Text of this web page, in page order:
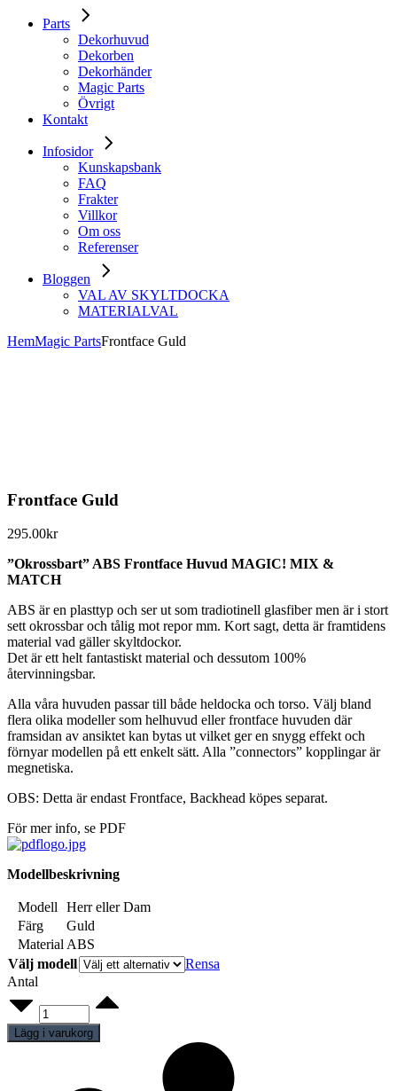
Parts
Dekorhuvud
Dekorben
Dekorhänder
Magic Parts
Övrigt
Kontakt
Infosidor
Kunskapsbank
FAQ
Frakter
Villkor
Om oss
Referenser
Bloggen
VAL AV SKYLTDOCKA
MATERIALVAL
HemMagic PartsFrontface Guld
Frontface Guld
295.00kr
”Okrossbart” ABS Frontface Huvud MAGIC! MIX &
MATCH
ABS är en plasttyp och ser ut som tradiotinell glasfiber men är i stort
sett okrossbar och tålig mot repor mm. Kort sagt, detta är framtidens
material vad gäller skyltdockor.
Det är ett helt fantastiskt material och dessutom 100%
återvinningsbar.
Alla våra huvuden passar till både heldocka och torso. Välj bland
flera olika modeller som helhuvud eller frontface huvuden där
framsidan av ansiktet kan bytas ut vilket ger en snygg effekt och
förnyar modellen på ett enkelt sätt. Alla ”connectors” kopplingar är
megnetiska.
OBS: Detta är endast Frontface, Backhead köpes separat.
För mer info, se PDF
Modellbeskrivning
Modell
Herr eller Dam
Färg
Guld
Material ABS
Välj modell
Rensa
Antal
Frontface
Guld
quantity
Lägg i varukorg